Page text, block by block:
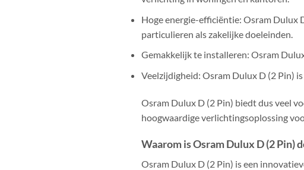
Hoge energie-efficiëntie: Osram Dulux
particulieren als zakelijke doeleinden.
Gemakkelijk te installeren: Osram
Veelzijdigheid: Osram Dulux D (2 Pin)
Osram Dulux D (2 Pin) biedt dus veel
hoogwaardige verlichtingsoplossing
Waarom is Osram Dulux D (2 Pin)
Osram Dulux D (2 Pin) is een